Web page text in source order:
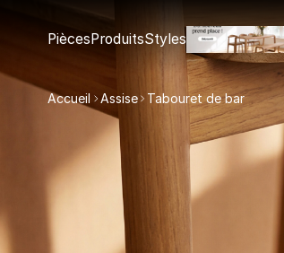
PiècesProduitsStyles
Accueil Assise Tabouret de bar